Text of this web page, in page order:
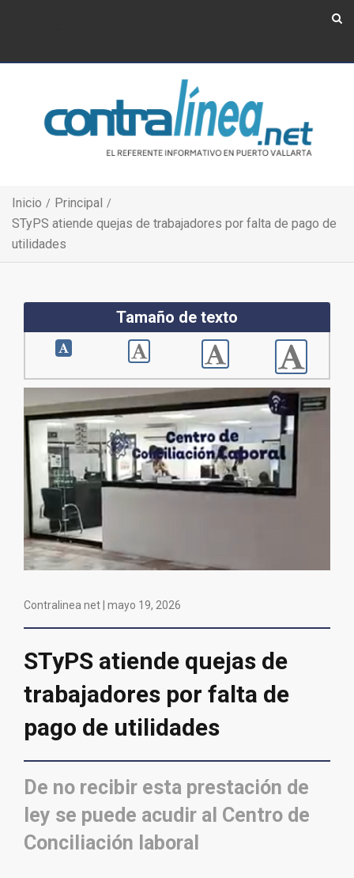
Inicio
Principal
STyPS atiende quejas de trabajadores por falta de pago de
utilidades
Tamaño de texto
Contralinea net | mayo 19, 2026
STyPS atiende quejas de
trabajadores por falta de
pago de utilidades
De no recibir esta prestación de
ley se puede acudir al Centro de
Conciliación laboral